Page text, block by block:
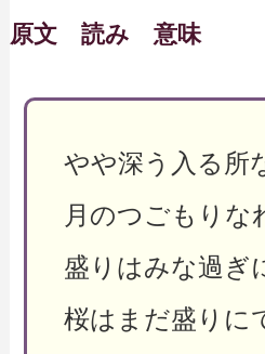
原文 読み 意味
やや深う入る
月のつごもり
盛りはみな過
桜はまだ盛り